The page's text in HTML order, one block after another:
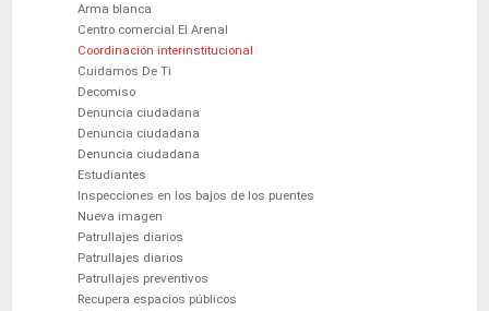
Arma blanca
Centro comercial El Arenal
Coordinación interinstitucional
Cuidamos De Ti
Decomiso
Denuncia ciudadana
Denuncia ciudadana
Denuncia ciudadana
Estudiantes
Inspecciones en los bajos de los puentes
Nueva imagen
Patrullajes diarios
Patrullajes diarios
Patrullajes preventivos
Recupera espacios públicos